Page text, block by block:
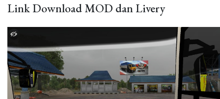
Link Download MOD dan Livery